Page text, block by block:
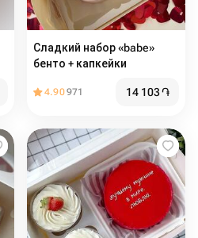
Сладкий набор «babe»
бенто + капкейки
4.90971 14 103֏